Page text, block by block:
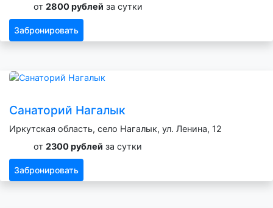
от 2800 рублей за сутки
Забронировать
Санаторий Нагалык
Иркутская область, село Нагалык, ул. Ленина, 12
от 2300 рублей за сутки
Забронировать